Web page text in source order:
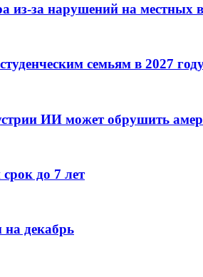
из-за нарушений на местных
семьям в 2027
ИИ может обрушить
до 7 лет
декабрь